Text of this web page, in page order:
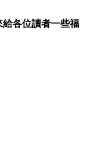
各位讀者一些福